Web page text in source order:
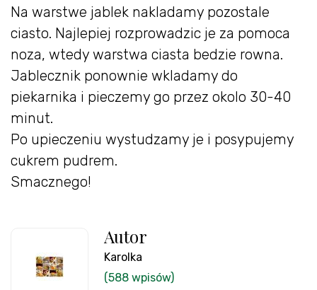
Na warstwe jablek nakladamy pozostale
ciasto. Najlepiej rozprowadzic je za pomoca
noza, wtedy warstwa ciasta bedzie rowna.
Jablecznik ponownie wkladamy do
piekarnika i pieczemy go przez okolo 30-40
minut.
Po upieczeniu wystudzamy je i posypujemy
cukrem pudrem.
Smacznego!
Autor
Karolka
(588 wpisów)